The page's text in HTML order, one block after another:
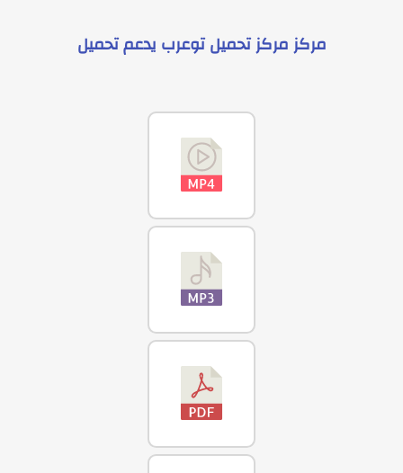
مركزمركز تحميل توعرب يدعمتحميل